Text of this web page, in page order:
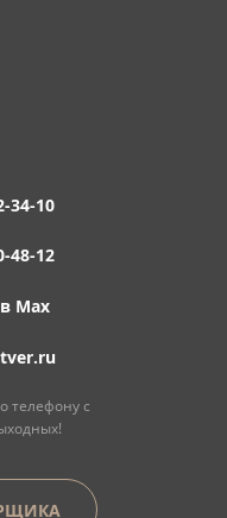
34-10
48-12
Max
телефону с